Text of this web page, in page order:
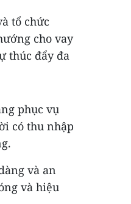
tổ chức
cho vay
thúc đẩy đa
phục vụ
có thu nhập
và an
và hiệu